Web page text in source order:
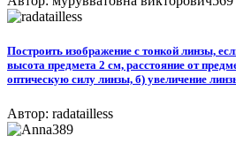
Построить изображение с тонкой линзы,
высота предмета 2 см, расстояние от
оптическую силу линзы, б) увеличение
Автор: radatailless